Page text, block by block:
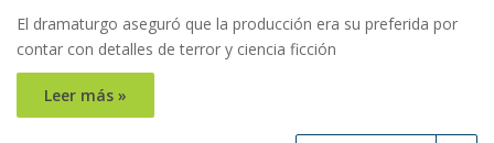
El dramaturgo aseguró que la producción era su preferida por
contar con detalles de terror y ciencia ficción
Leer más »